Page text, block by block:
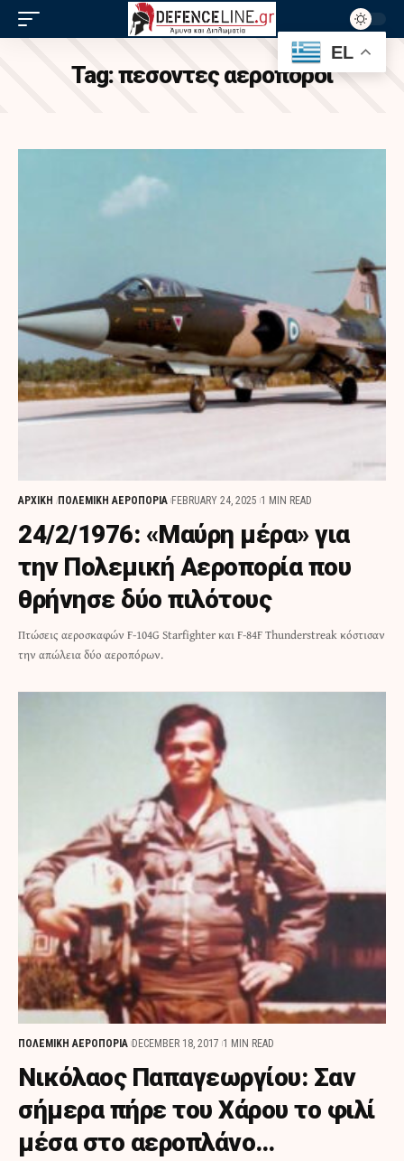
Tag:πεσοντες αεροποροι
ΑΡΧΙΚΗ ΠΟΛΕΜΙΚΗ ΑΕΡΟΠΟΡΙΑ FEBRUARY 24, 2025 1 MIN READ
24/2/1976: «Μαύρη μέρα» για
την Πολεμική Αεροπορία που
θρήνησε δύο πιλότους
Πτώσεις αεροσκαφών F-104G Starfighter και F-84F Thunderstreak κόστισαν
την απώλεια δύο αεροπόρων.
ΠΟΛΕΜΙΚΗ ΑΕΡΟΠΟΡΙΑ DECEMBER 18, 2017 1 MIN READ
Νικόλαος Παπαγεωργίου: Σαν
σήμερα πήρε του Χάρου το φιλί
μέσα στο αεροπλάνο…
EL